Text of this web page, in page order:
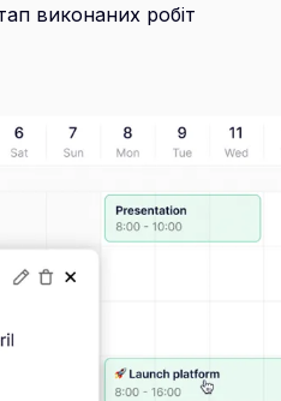
виконаних робіт